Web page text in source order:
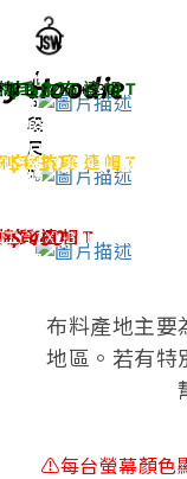
Hoodie
毛 巾 布 連 帽 T
0
色
/
5
段
尺
碼
$ 520
工；2XL+$30)
Hoodie
毛 抗 寒 連 帽 T
色
/
1
0
段
尺
碼
兒
$ 430
3XL+$30/4XL-5XL+$50)
質 連 帽 T
4
7
段
$ 460
；2XL-3XL+$35)
布料產地主要
地區。若有特
⚠每台螢幕顏色